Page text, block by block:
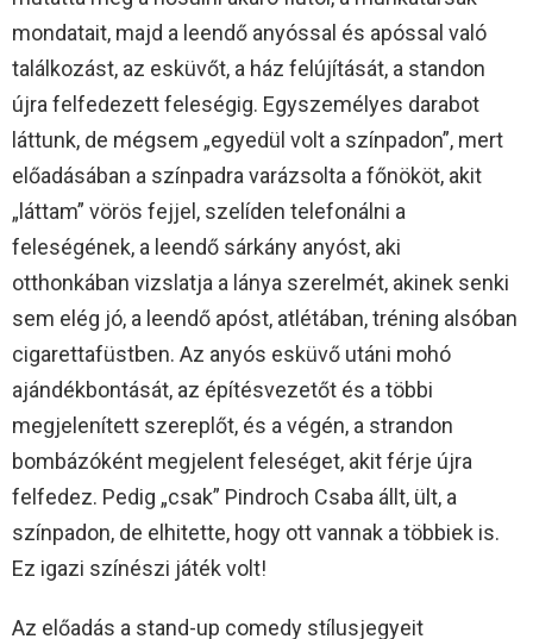
mondatait, majd a leendő anyóssal és apóssal való
találkozást, az esküvőt, a ház felújítását, a standon
újra felfedezett feleségig. Egyszemélyes darabot
láttunk, de mégsem „egyedül volt a színpadon”, mert
előadásában a színpadra varázsolta a főnököt, akit
„láttam” vörös fejjel, szelíden telefonálni a
feleségének, a leendő sárkány anyóst, aki
otthonkában vizslatja a lánya szerelmét, akinek senki
sem elég jó, a leendő apóst, atlétában, tréning alsóban
cigarettafüstben. Az anyós esküvő utáni mohó
ajándékbontását, az építésvezetőt és a többi
megjelenített szereplőt, és a végén, a strandon
bombázóként megjelent feleséget, akit férje újra
felfedez. Pedig „csak” Pindroch Csaba állt, ült, a
színpadon, de elhitette, hogy ott vannak a többiek is.
Ez igazi színészi játék volt!
Az előadás a stand-up comedy stílusjegyeit